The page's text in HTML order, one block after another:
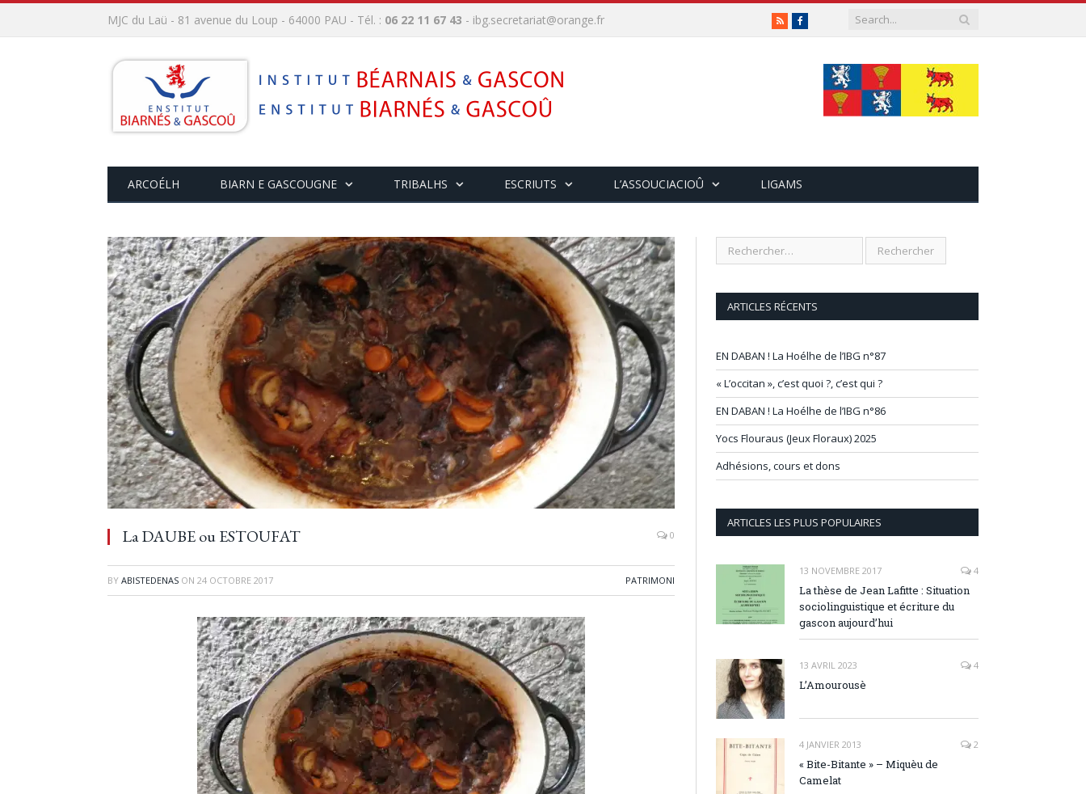
MJC du Laü - 81 avenue du Loup - 64000 PAU - Tél. : 06 22 11 67 43 - ibg.secretariat@orange.fr RSSFacebook
ARCOÉLH BIARN E GASCOUGNE TRIBALHS ESCRIUTS L’ASSOUCIACIOÛ LIGAMS
La DAUBE ou ESTOUFAT 0
BY ABISTEDENAS ON 24 OCTOBRE 2017 PATRIMONI
ARTICLES RÉCENTS
EN DABAN ! La Hoélhe de l’IBG n°87
« L’occitan », c’est quoi ?, c’est qui ?
EN DABAN ! La Hoélhe de l’IBG n°86
Yocs Flouraus (Jeux Floraux) 2025
Adhésions, cours et dons
ARTICLES LES PLUS POPULAIRES
13 NOVEMBRE 2017 4
La thèse de Jean Lafitte : Situation
sociolinguistique et écriture du
gascon aujourd’hui
13 AVRIL 2023 4
L’Amourousè
4 JANVIER 2013 2
« Bite-Bitante » – Miquèu de
Camelat